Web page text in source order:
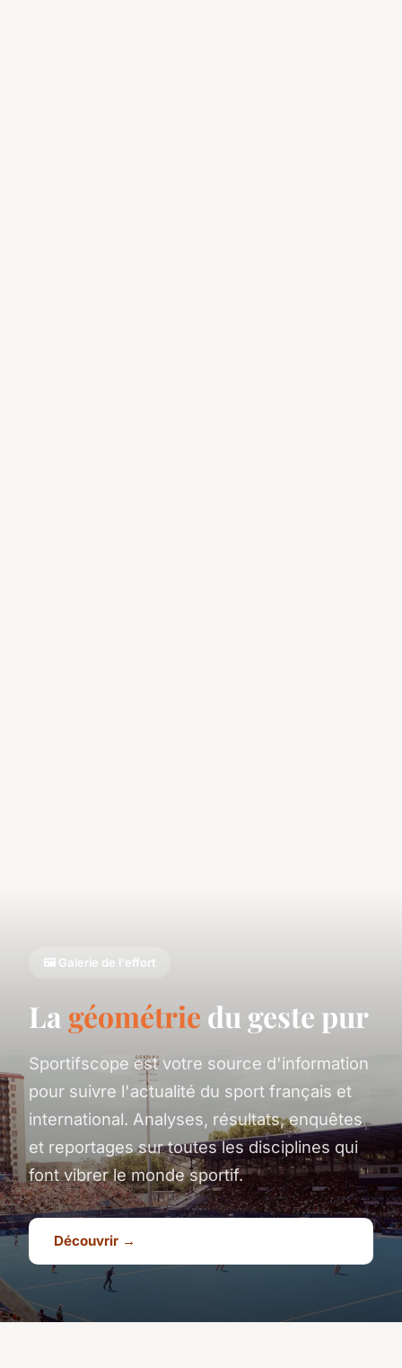
🖼️ Galerie de l'effort
La géométrie du geste pur
Sportifscope est votre source d'information
pour suivre l'actualité du sport français et
international. Analyses, résultats, enquêtes
et reportages sur toutes les disciplines qui
font vibrer le monde sportif.
Découvrir →